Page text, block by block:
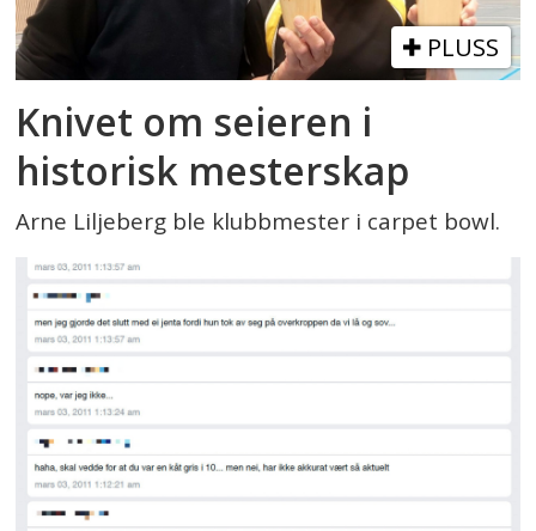
PLUSS
Knivet om seieren i
historisk mesterskap
Arne Liljeberg ble klubbmester i carpet bowl.